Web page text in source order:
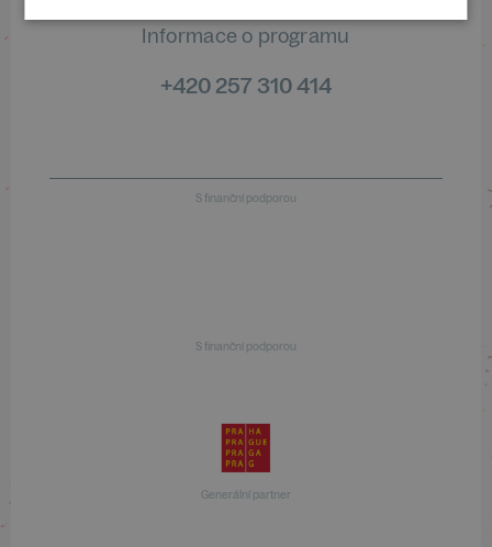
Informace o programu
+420 257 310 414
S finanční podporou
S finanční podporou
Generální partner